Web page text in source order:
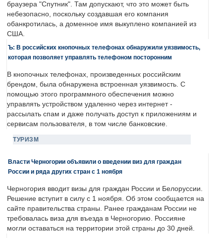
браузера "Спутник". Там допускают, что это может быть
небезопасно, поскольку создавшая его компания
обанкротилась, а доменное имя выкуплено компанией из
США.
Ъ: В российских кнопочных телефонах обнаружили уязвимость,
которая позволяет управлять телефоном посторонним
В кнопочных телефонах, произведенных российским
брендом, была обнаружена встроенная уязвимость. С
помощью этого программного обеспечения можно
управлять устройством удаленно через интернет -
рассылать спам и даже получать доступ к приложениям и
сервисам пользователя, в том числе банковские.
ТУРИЗМ
Власти Черногории объявили о введении виз для граждан
России и ряда других стран с 1 ноября
Черногория вводит визы для граждан России и Белоруссии.
Решение вступит в силу с 1 ноября. Об этом сообщается на
сайте правительства страны. Ранее гражданам России не
требовалась виза для въезда в Черногорию. Россияне
могли оставаться на территории этой страны до 30 дней.